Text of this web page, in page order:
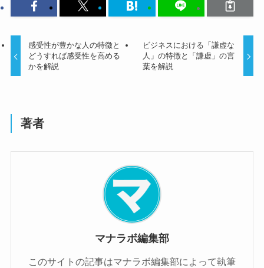
感受性が豊かな人の特徴と
どうすれば感受性を高める
かを解説
ビジネスにおける「謙虚な
人」の特徴と「謙虚」の言
葉を解説
著者
マナラボ編集部
このサイトの記事はマナラボ編集部によって執筆